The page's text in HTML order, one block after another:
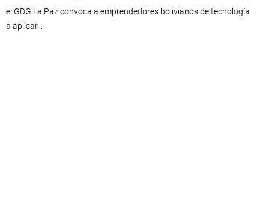
el GDG La Paz convoca a emprendedores bolivianos de tecnología
a aplicar...